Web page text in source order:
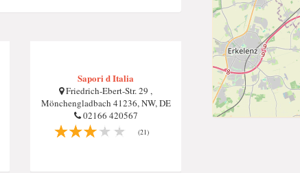
Sapori d Italia
Friedrich-Ebert-Str. 29 ,
Mönchengladbach 41236, NW, DE
02166 420567
(21)